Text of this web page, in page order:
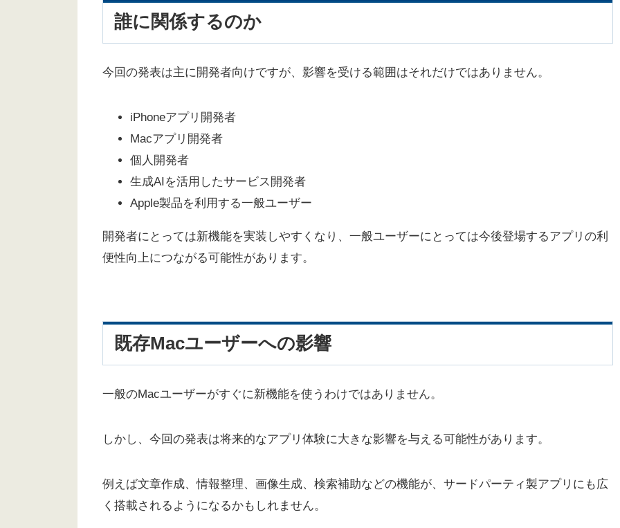
誰に関係するのか
今回の発表は主に開発者向けですが、影響を受ける範囲はそれだけではありません。
iPhoneアプリ開発者
Macアプリ開発者
個人開発者
生成AIを活用したサービス開発者
Apple製品を利用する一般ユーザー
開発者にとっては新機能を実装しやすくなり、一般ユーザーにとっては今後登場するアプリの利
便性向上につながる可能性があります。
既存Macユーザーへの影響
一般のMacユーザーがすぐに新機能を使うわけではありません。
しかし、今回の発表は将来的なアプリ体験に大きな影響を与える可能性があります。
例えば文章作成、情報整理、画像生成、検索補助などの機能が、サードパーティ製アプリにも広
く搭載されるようになるかもしれません。